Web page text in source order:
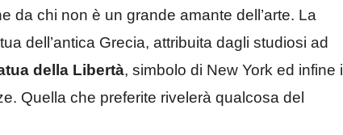
da chi non è un grande amante dell’arte. La
dell’antica Grecia, attribuita dagli studiosi ad
della Libertà, simbolo di New York ed infine il
Quella che preferite rivelerà qualcosa del